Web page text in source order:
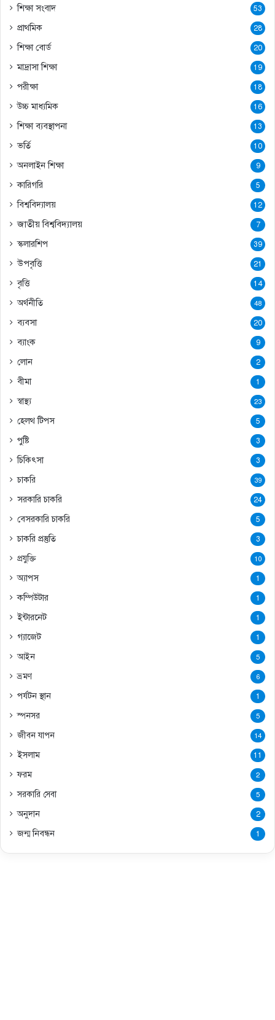
শিক্ষা সংবাদ 53
প্রাথমিক 28
শিক্ষা বোর্ড 20
মাদ্রাসা শিক্ষা 19
পরীক্ষা 18
উচ্চ মাধ্যমিক 16
শিক্ষা ব্যবস্থাপনা 13
ভর্তি 10
অনলাইন শিক্ষা 9
কারিগরি 5
বিশ্ববিদ্যালয় 12
জাতীয় বিশ্ববিদ্যালয় 7
স্কলারশিপ 39
উপবৃত্তি 21
বৃত্তি 14
অর্থনীতি 48
ব্যবসা 20
ব্যাংক 9
লোন 2
বীমা 1
স্বাস্থ্য 23
হেলথ টিপস 5
পুষ্টি 3
চিকিৎসা 3
চাকরি 39
সরকারি চাকরি 24
বেসরকারি চাকরি 5
চাকরি প্রস্তুতি 3
প্রযুক্তি 10
অ্যাপস 1
কম্পিউটার 1
ইন্টারনেট 1
গ্যাজেট 1
আইন 5
ভ্রমণ 6
পর্যটন স্থান 1
স্পনসর 5
জীবন যাপন 14
ইসলাম 11
ফরম 2
সরকারি সেবা 5
অনুদান 2
জন্ম নিবন্ধন 1